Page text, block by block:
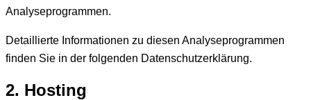
Analyseprogrammen.
Detaillierte Informationen zu diesen Analyseprogrammen
finden Sie in der folgenden Datenschutzerklärung.
2. Hosting